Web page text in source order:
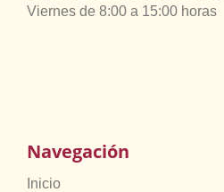
Viernes de 8:00 a 15:00 horas
Navegación
Inicio